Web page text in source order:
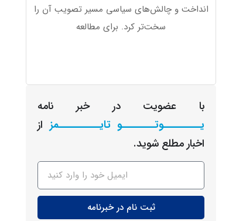
انداخت و چالش‌های سیاسی مسیر تصویب آن را
سخت‌تر کرد. برای مطالعه
با عضویت در خبر نامه
یـــــــــوتــــــــو تایــــــــــمز از
اخبار مطلع شوید.
ثبت نام در خبرنامه